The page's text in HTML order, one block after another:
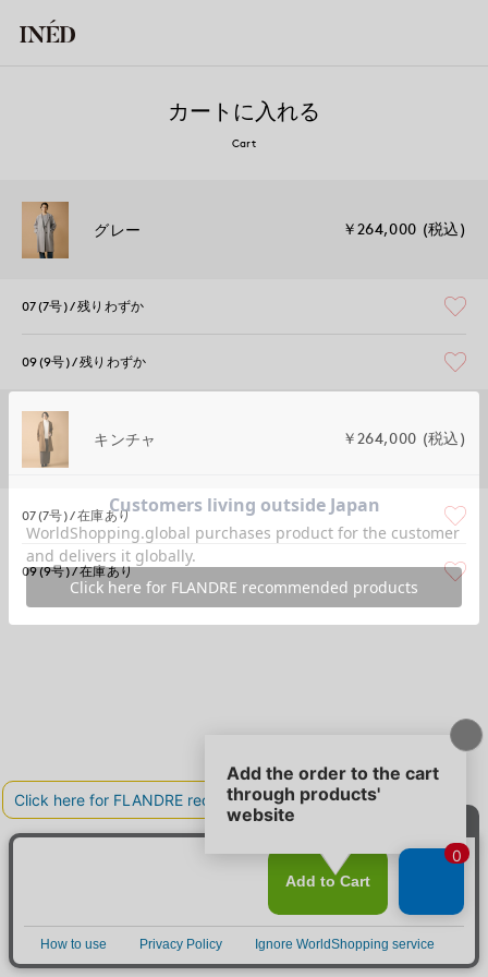
カートに入れる
Cart
グレー ￥264,000 (税込)
07(7号) 残りわずか
09(9号) 残りわずか
キンチャ ￥264,000 (税込)
07(7号) 在庫あり
09(9号) 在庫あり